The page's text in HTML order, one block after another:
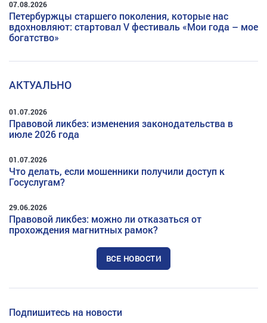
07.08.2026
Петербуржцы старшего поколения, которые нас
вдохновляют: стартовал V фестиваль «Мои года – мое
богатство»
АКТУАЛЬНО
01.07.2026
Правовой ликбез: изменения законодательства в
июле 2026 года
01.07.2026
Что делать, если мошенники получили доступ к
Госуслугам?
29.06.2026
Правовой ликбез: можно ли отказаться от
прохождения магнитных рамок?
ВСЕ НОВОСТИ
Подпишитесь на новости